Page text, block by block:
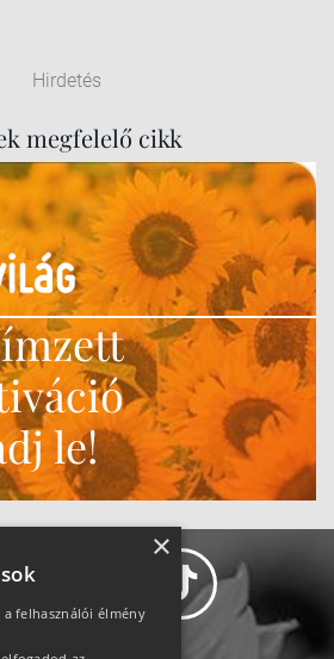
Hirdetés
megfelelő cikk
le!
×
felhasználói élmény